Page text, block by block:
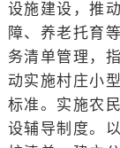
设施建设，推
障、养老托育
务清单管理，
动实施村庄小
标准。实施农
设辅导制度。